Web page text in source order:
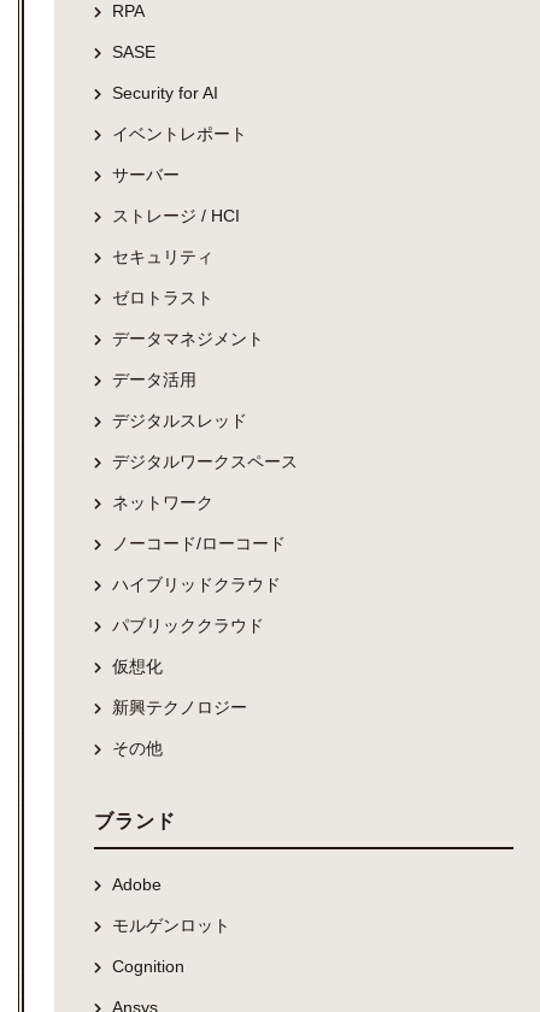
RPA
SASE
Security for AI
イベントレポート
サーバー
ストレージ / HCI
セキュリティ
ゼロトラスト
データマネジメント
データ活用
デジタルスレッド
デジタルワークスペース
ネットワーク
ノーコード/ローコード
ハイブリッドクラウド
パブリッククラウド
仮想化
新興テクノロジー
その他
ブランド
Adobe
モルゲンロット
Cognition
Ansys